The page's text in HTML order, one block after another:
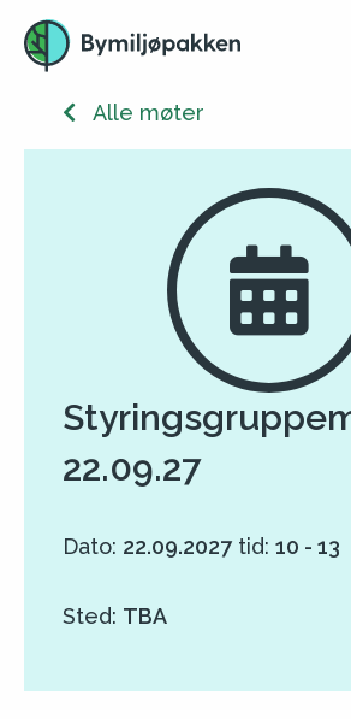
Alle møter
22.09.27
Dato: 22.09.2027 tid: 10 - 13
Sted: TBA